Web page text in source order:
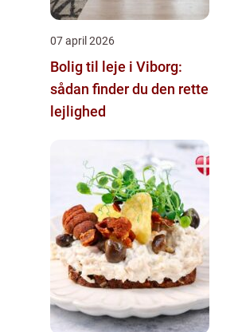
07 april 2026
Bolig til leje i Viborg:
sådan finder du den rette
lejlighed